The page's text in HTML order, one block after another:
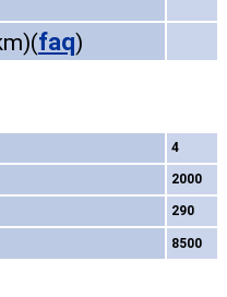
(faq)
4
2000
290
8500